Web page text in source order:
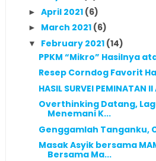
► April 2021 (6)
► March 2021 (6)
▼ February 2021 (14)
PPKM “Mikro” Hasilnya
Resep Corndog Favorit
HASIL SURVEI PEMINATAN
Overthinking Datang,
Menemani K...
Genggamlah Tanganku,
Masak Asyik bersama
Bersama Ma...